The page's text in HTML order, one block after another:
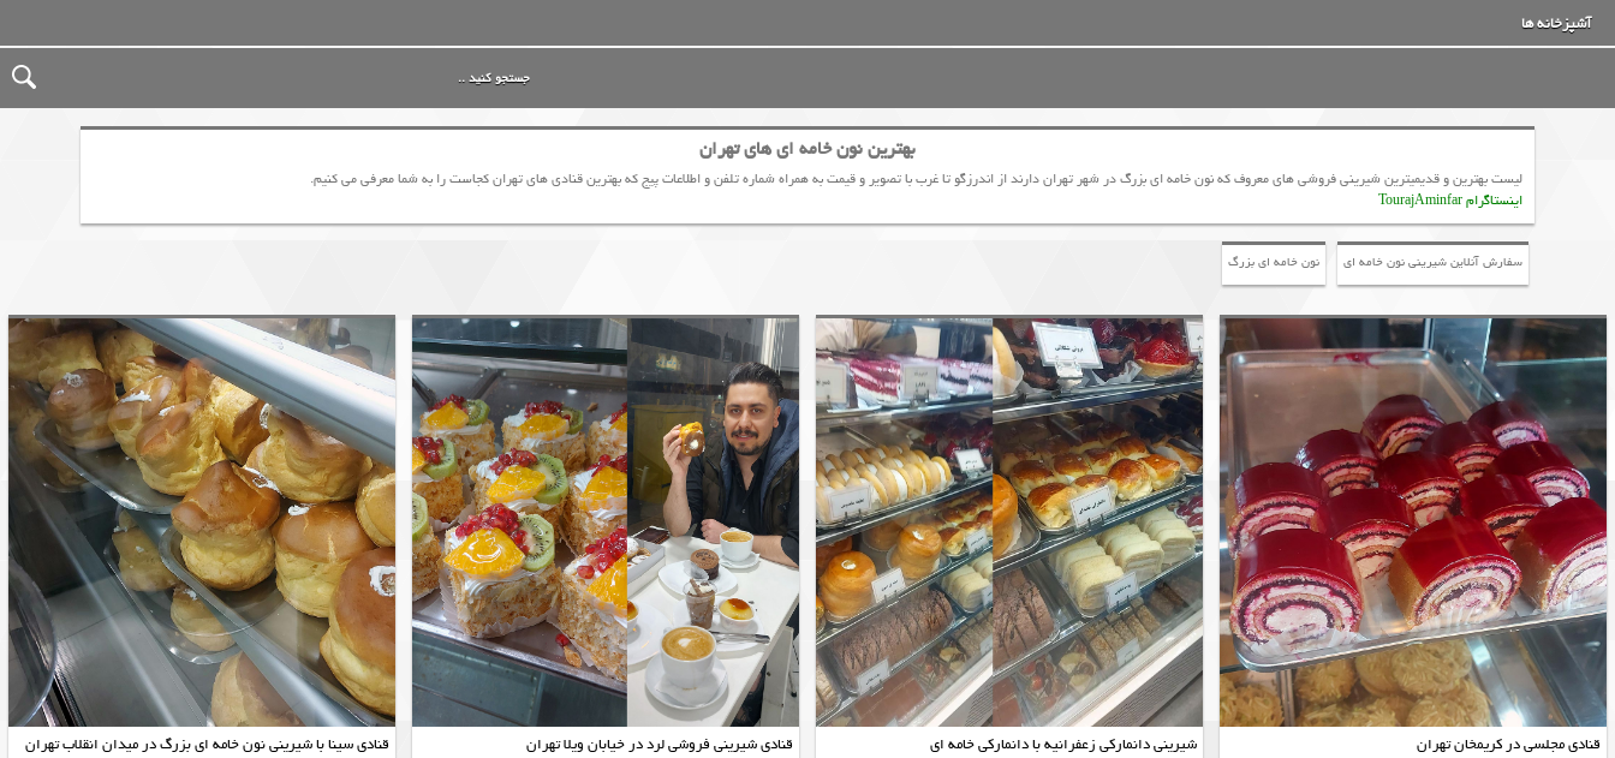
آشپزخانه ها
بهترین نون خامه ای های تهران
لیست بهترین و قدیمیترین شیرینی فروشی های معروف که نون خامه ای بزرگ در شهر تهران دارند از اندرزگو تا غرب با تصویر و قیمت به همراه شماره تلفن و اطلاعات پیج که بهترین قنادی های تهران کجاست را به شما معرفی می کنیم.
اینستاگرام TourajAminfar
سفارش آنلاین شیرینی نون خامه ای نون خامه ای بزرگ
قنادی مجلسی در کریمخان تهران شیرینی دانمارکی زعفرانیه با دانمارکی خامه ای قنادی شیرینی فروشی لرد در خیابان ویلا تهران قنادی سینا با شیرینی نون خامه ای بزرگ در میدان انقلاب تهران